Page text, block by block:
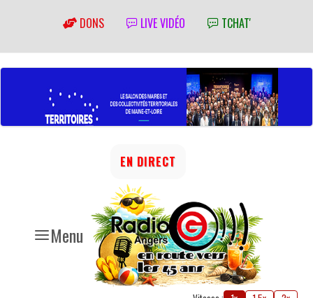
DONS LIVE VIDÉO TCHAT'
Menu
EN DIRECT